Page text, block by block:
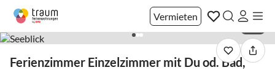
Vermieten
Ferienzimmer Einzelzimmer mit Du od. Bad,